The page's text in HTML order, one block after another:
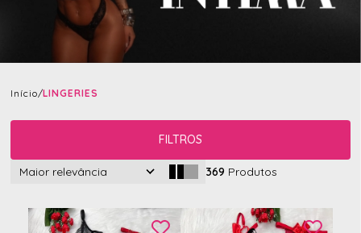
Início LINGERIES
FILTROS
369 Produtos
Maior relevância